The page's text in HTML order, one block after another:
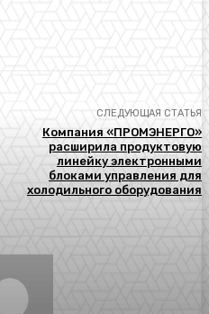
СЛЕДУЮЩАЯ СТАТЬЯ
Компания «ПРОМЭНЕРГО»
расширила продуктовую
линейку электронными
блоками управления для
холодильного оборудования